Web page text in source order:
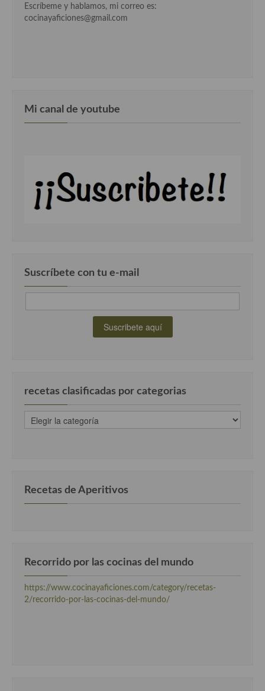
Escríbeme y hablamos, mi correo es:
cocinayaficiones@gmail.com
Mi canal de youtube
Suscríbete con tu e-mail
recetas clasificadas por categorias
recetas
clasificadas
Recetas de Aperitivos
Recorrido por las cocinas del mundo
https://www.cocinayaficiones.com/category/recetas-
2/recorrido-por-las-cocinas-del-mundo/